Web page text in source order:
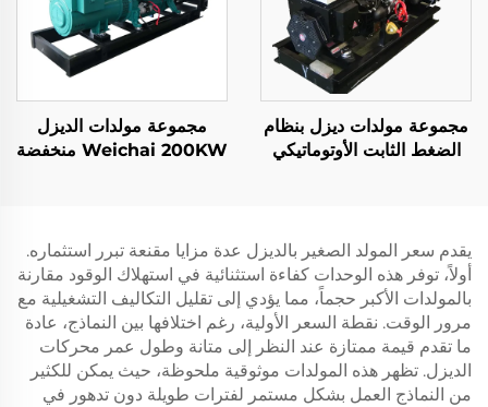
مجموعة مولدات ديزل بنظام
الضغط الثابت الأوتوماتيكي
مجموعة مولدات الديزل
Weichai 200KW منخفضة
يقدم سعر المولد الصغير بالديزل عدة مزايا مقنعة تبرر استثماره.
أولاً، توفر هذه الوحدات كفاءة استثنائية في استهلاك الوقود مقارنة
بالمولدات الأكبر حجماً، مما يؤدي إلى تقليل التكاليف التشغيلية مع
مرور الوقت. نقطة السعر الأولية، رغم اختلافها بين النماذج، عادة
ما تقدم قيمة ممتازة عند النظر إلى متانة وطول عمر محركات
الديزل. تظهر هذه المولدات موثوقية ملحوظة، حيث يمكن للكثير
من النماذج العمل بشكل مستمر لفترات طويلة دون تدهور في